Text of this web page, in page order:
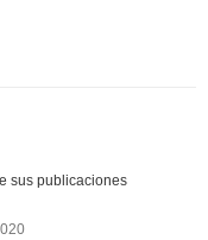
sus publicaciones